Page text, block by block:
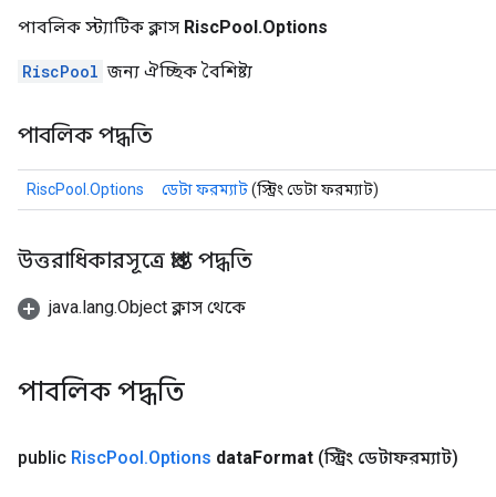
পাবলিক স্ট্যাটিক ক্লাস RiscPool.Options
RiscPool জন্য ঐচ্ছিক বৈশিষ্ট্য
পাবলিক পদ্ধতি
RiscPool.Options ডেটা ফরম্যাট(স্ট্রিং ডেটা ফরম্যাট)
উত্তরাধিকারসূত্রে প্রাপ্ত পদ্ধতি
java.lang.Object ক্লাস থেকে
পাবলিক পদ্ধতি
public RiscPool.Options dataFormat (স্ট্রিং ডেটাফরম্যাট)